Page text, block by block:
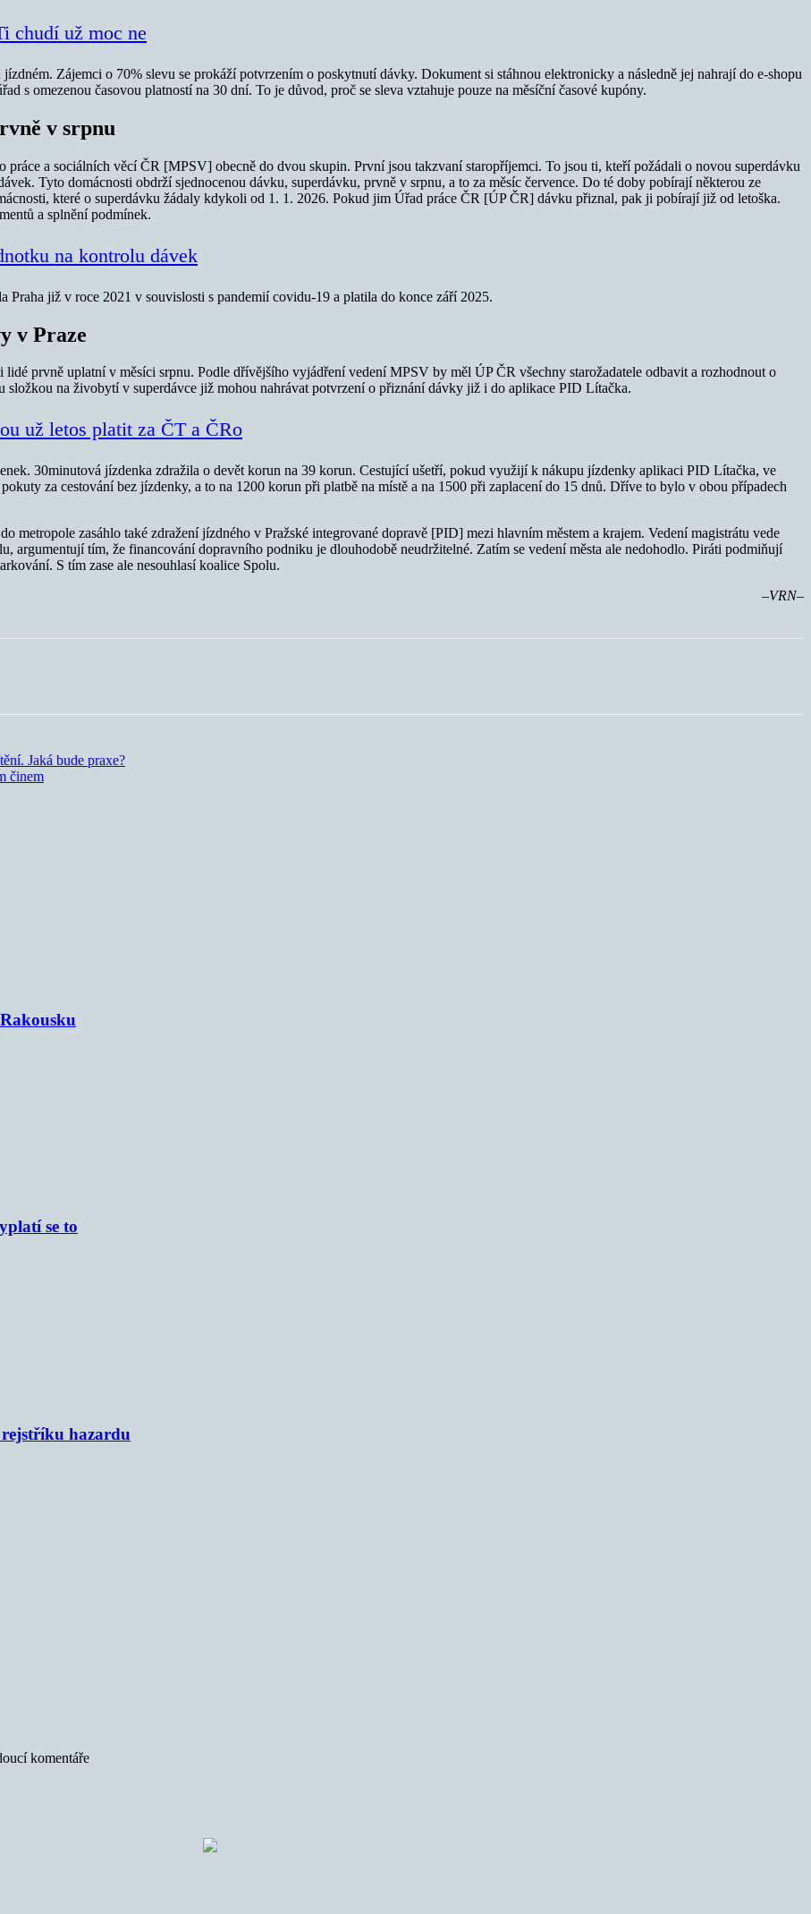
chudí už moc ne
Zájemci o 70% slevu se prokáží potvrzením o poskytnutí dávky. Dokument si stáhnou elektronicky a následně jej nahrají do e-shopu
s omezenou časovou platností na 30 dní. To je důvod, proč se sleva vztahuje pouze na měsíční časové kupóny.
v srpnu
a sociálních věcí ČR [MPSV] obecně do dvou skupin. První jsou takzvaní staropříjemci. To jsou ti, kteří požádali o novou superdávku
Tyto domácnosti obdrží sjednocenou dávku, superdávku, prvně v srpnu, a to za měsíc července. Do té doby pobírají některou ze
které o superdávku žádaly kdykoli od 1. 1. 2026. Pokud jim Úřad práce ČR [ÚP ČR] dávku přiznal, pak ji pobírají již od letoška.
a splnění podmínek.
na kontrolu dávek
již v roce 2021 v souvislosti s pandemií covidu-19 a platila do konce září 2025.
v Praze
prvně uplatní v měsíci srpnu. Podle dřívějšího vyjádření vedení MPSV by měl ÚP ČR všechny starožadatele odbavit a rozhodnout o
na živobytí v superdávce již mohou nahrávat potvrzení o přiznání dávky již i do aplikace PID Lítačka.
už letos platit za ČT a ČRo
30minutová jízdenka zdražila o devět korun na 39 korun. Cestující ušetří, pokud využijí k nákupu jízdenky aplikaci PID Lítačka, ve
za cestování bez jízdenky, a to na 1200 korun při platbě na místě a na 1500 při zaplacení do 15 dnů. Dříve to bylo v obou případech
metropole zasáhlo také zdražení jízdného v Pražské integrované dopravě [PID] mezi hlavním městem a krajem. Vedení magistrátu vede
argumentují tím, že financování dopravního podniku je dlouhodobě neudržitelné. Zatím se vedení města ale nedohodlo. Piráti podmiňují
S tím zase ale nesouhlasí koalice Spolu.
–VRN–
Jaká bude praxe?
činem
se to
rejstříku hazardu
komentáře